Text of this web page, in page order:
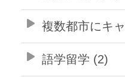
複数都市にキ
語学留学 (2)